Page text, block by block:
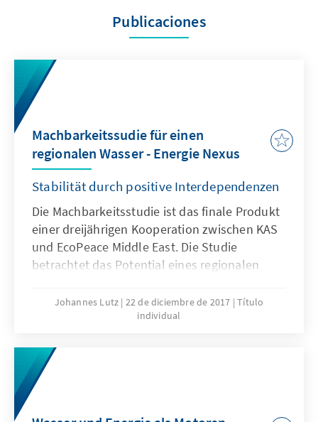
Publicaciones
Machbarkeitssudie für einen
regionalen Wasser - Energie Nexus
Stabilität durch positive Interdependenzen
Die Machbarkeitsstudie ist das finale Produkt
einer dreijährigen Kooperation zwischen KAS
und EcoPeace Middle East. Die Studie
betrachtet das Potential eines regionalen
der Mittelmeerküste Israels und Gazas mit
Solarenergie aus den Wüsten Jordaniens. Die
technisch machbar ist und für alle beteiligten
Seiten neben Vorteilen für den Umweltschutz
auch substantielle wirtschaftliche und
Johannes Lutz 22 de diciembre de 2017 Título
individual